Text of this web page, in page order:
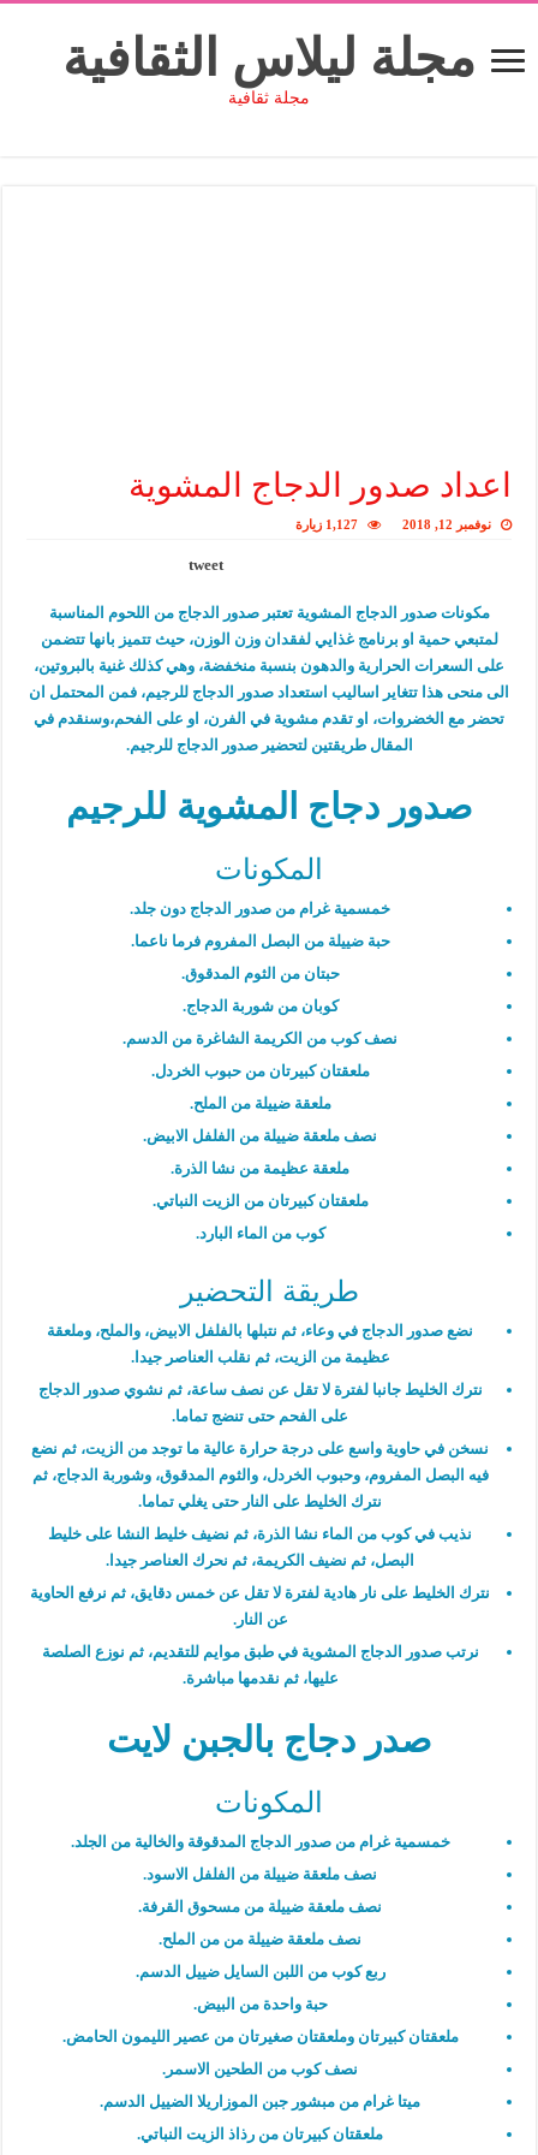
مجلة ليلاس الثقافية
مجلة ثقافية
اعداد صدور الدجاج المشوية
نوفمبر 12, 2018 1,127 زيارة
tweet
مكونات صدور الدجاج المشوية تعتبر صدور الدجاج من اللحوم المناسبة
لمتبعي حمية او برنامج غذايي لفقدان وزن الوزن، حيث تتميز بانها تتضمن
على السعرات الحرارية والدهون بنسبة منخفضة، وهي كذلك غنية بالبروتين،
الى منحى هذا تتغاير اساليب استعداد صدور الدجاج للرجيم، فمن المحتمل ان
تحضر مع الخضروات، او تقدم مشوية في الفرن، او على الفحم،وسنقدم في
المقال طريقتين لتحضير صدور الدجاج للرجيم.
صدور دجاج المشوية للرجيم
المكونات
خمسمية غرام من صدور الدجاج دون جلد.
حبة ضييلة من البصل المفروم فرما ناعما.
حبتان من الثوم المدقوق.
كوبان من شوربة الدجاج.
نصف كوب من الكريمة الشاغرة من الدسم.
ملعقتان كبيرتان من حبوب الخردل.
ملعقة ضييلة من الملح.
نصف ملعقة ضييلة من الفلفل الابيض.
ملعقة عظيمة من نشا الذرة.
ملعقتان كبيرتان من الزيت النباتي.
كوب من الماء البارد.
طريقة التحضير
نضع صدور الدجاج في وعاء، ثم نتبلها بالفلفل الابيض، والملح، وملعقة
عظيمة من الزيت، ثم نقلب العناصر جيدا.
نترك الخليط جانبا لفترة لا تقل عن نصف ساعة، ثم نشوي صدور الدجاج
على الفحم حتى تنضج تماما.
نسخن في حاوية واسع على درجة حرارة عالية ما توجد من الزيت، ثم نضع
فيه البصل المفروم، وحبوب الخردل، والثوم المدقوق، وشوربة الدجاج، ثم
نترك الخليط على النار حتى يغلي تماما.
نذيب في كوب من الماء نشا الذرة، ثم نضيف خليط النشا على خليط
البصل، ثم نضيف الكريمة، ثم نحرك العناصر جيدا.
نترك الخليط على نار هادية لفترة لا تقل عن خمس دقايق، ثم نرفع الحاوية
عن النار.
نرتب صدور الدجاج المشوية في طبق موايم للتقديم، ثم نوزع الصلصة
عليها، ثم نقدمها مباشرة.
صدر دجاج بالجبن لايت
المكونات
خمسمية غرام من صدور الدجاج المدقوقة والخالية من الجلد.
نصف ملعقة ضييلة من الفلفل الاسود.
نصف ملعقة ضييلة من مسحوق القرفة.
نصف ملعقة ضييلة من من الملح.
ربع كوب من اللبن السايل ضييل الدسم.
حبة واحدة من البيض.
ملعقتان كبيرتان وملعقتان صغيرتان من عصير الليمون الحامض.
نصف كوب من الطحين الاسمر.
ميتا غرام من مبشور جبن الموزاريلا الضييل الدسم.
ملعقتان كبيرتان من رذاذ الزيت النباتي.